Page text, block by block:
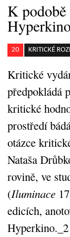
K
20 KRITICKÉ
Kritické
předpokládá
kritické
prostředí
otázce
Nataša
rovině, ve
(Iluminace
edicích,
Hyperkino._2